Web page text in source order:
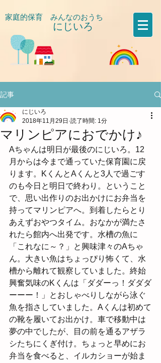
家庭的保育 みんなのおうち
にじいろ
記事
マリンピアにおでかけ♪
にじいろ
2018年11月29日 読了時間: 1分
Aちゃんは明日が最後のにじいろ。12
月からは今まで通っていた保育園に戻
ります。KくんとAくんと3人で過ごす
のも今日と明日で終わり。ということ
で、思い出作りのお出かけにお弁当を
持ってマリンピアへ。到着したらとり
あえずおやつタイム。おなかが満たさ
れたら館内へ出発です。水槽の魚に
「これなに～？」と興味津々のAちゃ
ん。大きい魚はちょっぴり怖くて、水
槽から離れて観察していました。終始
興奮気味のKくんは「ダダーっ！ダダダ
ーーー！」とおしゃべりしながら泳ぐ
魚を指さしていました。Aくんは初めて
の靴を履いてお出かけ。車で移動中は
夢の中でしたが、目の前を通るアザラ
シたちにくぎ付け。ちょっと早めにお
弁当を食べると、イルカショーが始ま